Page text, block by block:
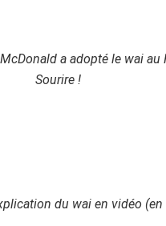
a adopté le wai au
Sourire !
du wai en vidéo